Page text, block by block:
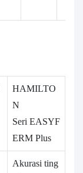
HAMILTO
N
Seri EASYF
ERM Plus
Akurasi ting